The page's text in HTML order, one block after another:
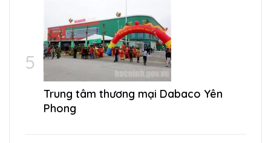
Trung tâm thương mại Dabaco Yên
Phong